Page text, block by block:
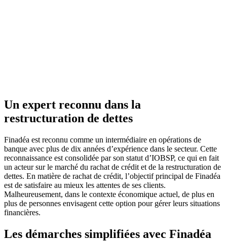
Un expert reconnu dans la
restructuration de dettes
Finadéa est reconnu comme un intermédiaire en opérations de
banque avec plus de dix années d’expérience dans le secteur. Cette
reconnaissance est consolidée par son statut d’IOBSP, ce qui en fait
un acteur sur le marché du rachat de crédit et de la restructuration de
dettes. En matière de rachat de crédit, l’objectif principal de Finadéa
est de satisfaire au mieux les attentes de ses clients.
Malheureusement, dans le contexte économique actuel, de plus en
plus de personnes envisagent cette option pour gérer leurs situations
financières.
Les démarches simplifiées avec Finadéa